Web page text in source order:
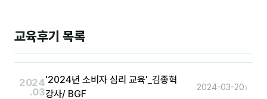
트렌드 리포트
교육후기 목록
2024
.03
'2024년 소비자 심리 교육'_김종혁
강사/ BGF
2024-03-20›